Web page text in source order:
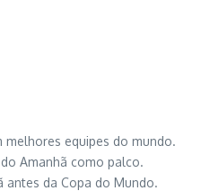
equipes do mundo.
Amanhã como palco.
antes da Copa do Mundo.